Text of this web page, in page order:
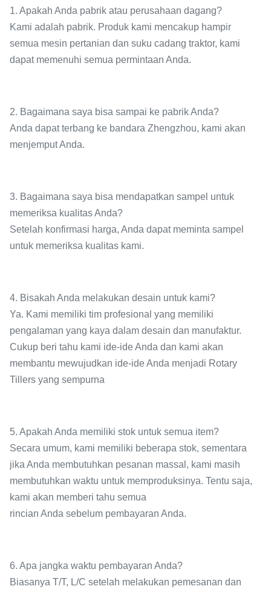
1. Apakah Anda pabrik atau perusahaan dagang?
Kami adalah pabrik. Produk kami mencakup hampir
semua mesin pertanian dan suku cadang traktor, kami
dapat memenuhi semua permintaan Anda.
2. Bagaimana saya bisa sampai ke pabrik Anda?
Anda dapat terbang ke bandara Zhengzhou, kami akan
menjemput Anda.
3. Bagaimana saya bisa mendapatkan sampel untuk
memeriksa kualitas Anda?
Setelah konfirmasi harga, Anda dapat meminta sampel
untuk memeriksa kualitas kami.
4. Bisakah Anda melakukan desain untuk kami?
Ya. Kami memiliki tim profesional yang memiliki
pengalaman yang kaya dalam desain dan manufaktur.
Cukup beri tahu kami ide-ide Anda dan kami akan
membantu mewujudkan ide-ide Anda menjadi Rotary
Tillers yang sempurna
5. Apakah Anda memiliki stok untuk semua item?
Secara umum, kami memiliki beberapa stok, sementara
jika Anda membutuhkan pesanan massal, kami masih
membutuhkan waktu untuk memproduksinya. Tentu saja,
kami akan memberi tahu semua
rincian Anda sebelum pembayaran Anda.
6. Apa jangka waktu pembayaran Anda?
Biasanya T/T, L/C setelah melakukan pemesanan dan